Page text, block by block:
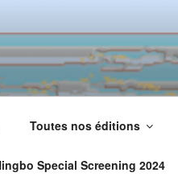
Toutes nos éditions
Special Screening 2024